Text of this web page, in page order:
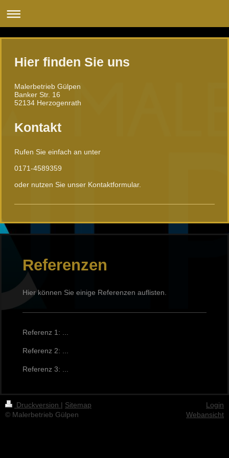
Hier finden Sie uns
Malerbetrieb Gülpen
Banker Str. 16
52134 Herzogenrath
Kontakt
Rufen Sie einfach an unter
0171-4589359
oder nutzen Sie unser Kontaktformular.
Referenzen
Hier können Sie einige Referenzen auflisten.
Referenz 1: ...
Referenz 2: ...
Referenz 3: ...
Druckversion | Sitemap
© Malerbetrieb Gülpen
Login
Webansicht